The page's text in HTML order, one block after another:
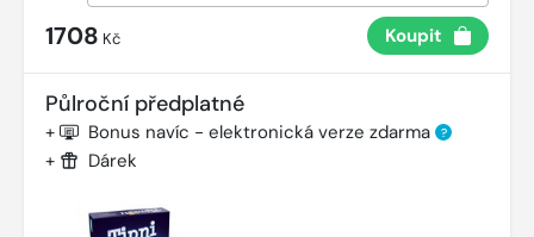
1708 Kč Koupit
Půlroční předplatné
+ Bonus navíc - elektronická verze zdarma ?
+ Dárek